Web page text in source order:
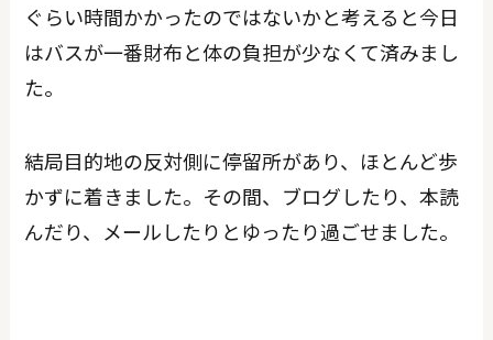
ぐらい時間かかったのではないかと考えると今日
はバスが一番財布と体の負担が少なくて済みまし
た。
結局目的地の反対側に停留所があり、ほとんど歩
かずに着きました。その間、ブログしたり、本読
んだり、メールしたりとゆったり過ごせました。